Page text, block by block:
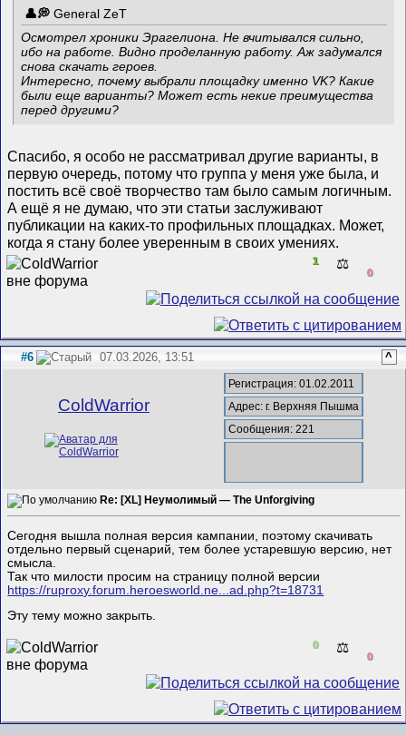
General ZeT
Осмотрел хроники Эрагелиона. Не вчитывался сильно,
ибо на работе. Видно проделанную работу. Аж задумался
снова скачать героев.
Интересно, почему выбрали площадку именно VK? Какие
были еще варианты? Может есть некие преимущества
перед другими?
Спасибо, я особо не рассматривал другие варианты, в
первую очередь, потому что группа у меня уже была, и
постить всё своё творчество там было самым логичным.
А ещё я не думаю, что эти статьи заслуживают
публикации на каких-то профильных площадках. Может,
когда я стану более уверенным в своих умениях.
1 ⚖️
0
#6 07.03.2026, 13:51 ^
ColdWarrior
Регистрация: 01.02.2011
Адрес: г. Верхняя Пышма
Сообщения: 221
Re: [XL] Неумолимый — The Unforgiving
Сегодня вышла полная версия кампании, поэтому скачивать
отдельно первый сценарий, тем более устаревшую версию, нет
смысла.
Так что милости просим на страницу полной версии
https://ruproxy.forum.heroesworld.ne...ad.php?t=18731
Эту тему можно закрыть.
0 ⚖️
0